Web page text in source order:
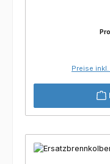
Preise